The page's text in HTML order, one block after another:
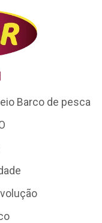
Barco de pesca